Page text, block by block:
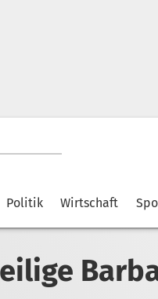
Politik Wirtschaft